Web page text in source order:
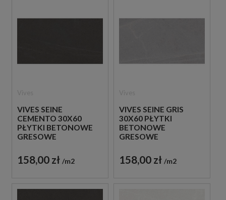
VIVES SEINE
CEMENTO 30X60
PŁYTKI BETONOWE
GRESOWE
158,00 zł m2
VIVES SEINE GRIS
30X60 PŁYTKI
BETONOWE
GRESOWE
158,00 zł m2